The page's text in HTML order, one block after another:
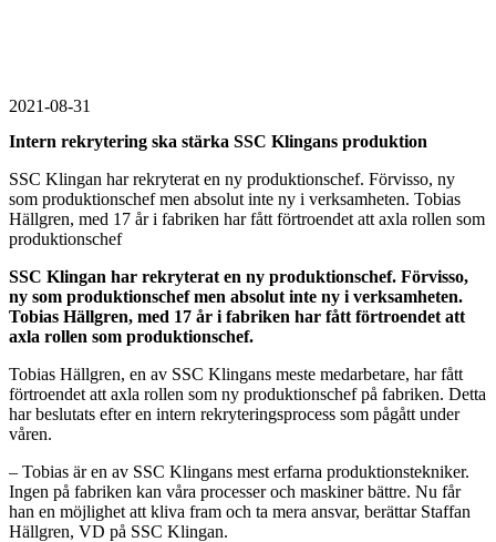
2021-08-31
Intern rekrytering ska stärka SSC Klingans produktion
SSC Klingan har rekryterat en ny produktionschef. Förvisso, ny
som produktionschef men absolut inte ny i verksamheten. Tobias
Hällgren, med 17 år i fabriken har fått förtroendet att axla rollen som
produktionschef
SSC Klingan har rekryterat en ny produktionschef. Förvisso,
ny som produktionschef men absolut inte ny i verksamheten.
Tobias Hällgren, med 17 år i fabriken har fått förtroendet att
axla rollen som produktionschef.
Tobias Hällgren, en av SSC Klingans meste medarbetare, har fått
förtroendet att axla rollen som ny produktionschef på fabriken. Detta
har beslutats efter en intern rekryteringsprocess som pågått under
våren.
– Tobias är en av SSC Klingans mest erfarna produktionstekniker.
Ingen på fabriken kan våra processer och maskiner bättre. Nu får
han en möjlighet att kliva fram och ta mera ansvar, berättar Staffan
Hällgren, VD på SSC Klingan.